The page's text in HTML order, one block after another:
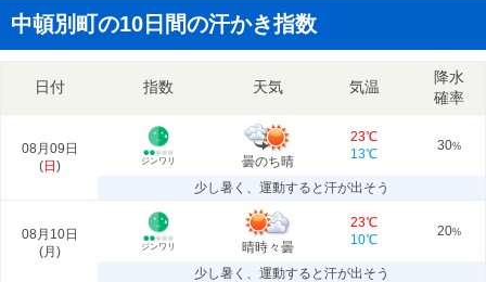
中頓別町の10日間の汗かき指数
日付 指数 天気 気温
降水
確率
08月09日
(日 ) ジンワリ 曇のち晴
23℃
13℃
30%
少し暑く、運動すると汗が出そう
08月10日
(月 ) ジンワリ 晴時々曇
23℃
10℃
20%
少し暑く、運動すると汗が出そう